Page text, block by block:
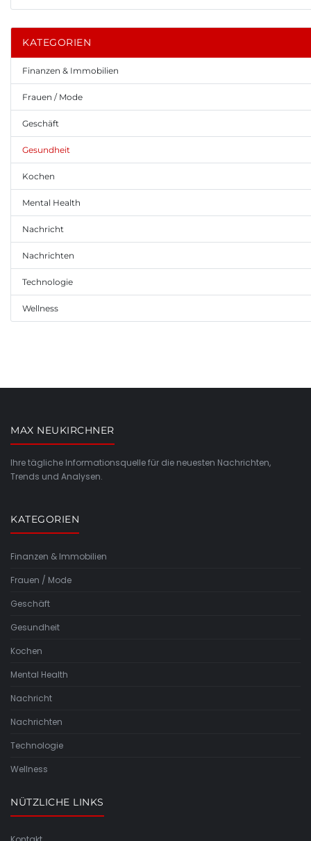
KATEGORIEN
Finanzen & Immobilien
Frauen / Mode
Geschäft
Gesundheit
Kochen
Mental Health
Nachricht
Nachrichten
Technologie
Wellness
MAX NEUKIRCHNER
Ihre tägliche Informationsquelle für die neuesten Nachrichten,
Trends und Analysen.
KATEGORIEN
Finanzen & Immobilien
Frauen / Mode
Geschäft
Gesundheit
Kochen
Mental Health
Nachricht
Nachrichten
Technologie
Wellness
NÜTZLICHE LINKS